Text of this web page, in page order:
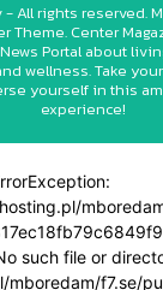
All rights reserved.
Theme. Center
Portal about
wellness. Take
yourself in this
experience!
such file or
mboredam/f7.se/